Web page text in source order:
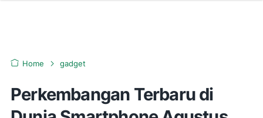
Home gadget
Perkembangan Terbaru di